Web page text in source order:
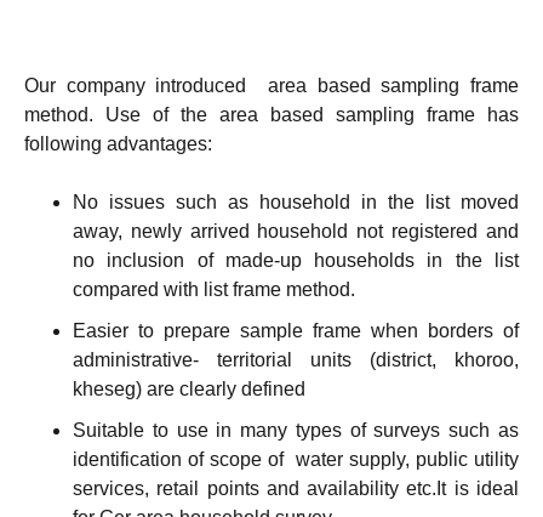
Our company introduced area based sampling frame
method. Use of the area based sampling frame has
following advantages:
No issues such as household in the list moved
away, newly arrived household not registered and
no inclusion of made-up households in the list
compared with list frame method.
Easier to prepare sample frame when borders of
administrative- territorial units (district, khoroo,
kheseg) are clearly defined
Suitable to use in many types of surveys such as
identification of scope of water supply, public utility
services, retail points and availability etc.It is ideal